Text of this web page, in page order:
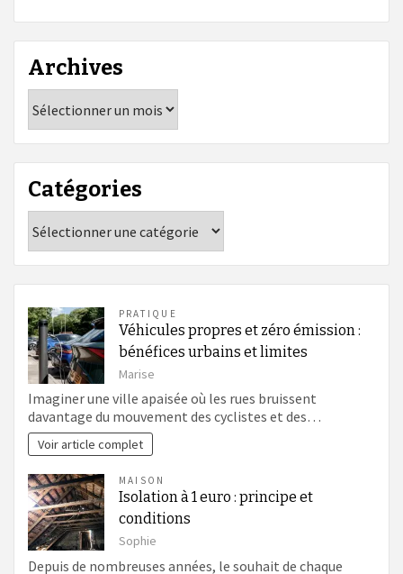
Archives
Catégories
PRATIQUE
Véhicules propres et zéro émission :
bénéfices urbains et limites
Marise
Imaginer une ville apaisée où les rues bruissent
davantage du mouvement des cyclistes et des…
Voir article complet
MAISON
Isolation à 1 euro : principe et
conditions
Sophie
Depuis de nombreuses années, le souhait de chaque